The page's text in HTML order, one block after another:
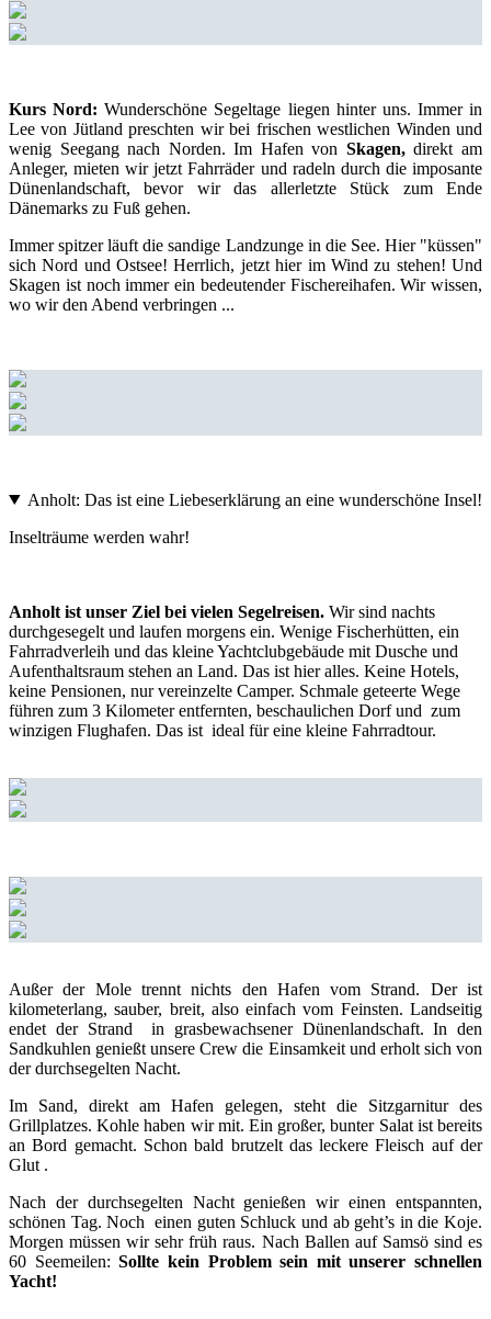
Kurs Nord: Wunderschöne Segeltage liegen hinter uns. Immer in
Lee von Jütland preschten wir bei frischen westlichen Winden und
wenig Seegang nach Norden. Im Hafen von Skagen,direkt am
Anleger, mieten wir jetzt Fahrräder und radeln durch die imposante
Dünenlandschaft, bevor wir das allerletzte Stück zum Ende
Dänemarks zu Fuß gehen.
Immer spitzer läuft die sandige Landzunge in die See. Hier "küssen"
sich Nord und Ostsee! Herrlich, jetzt hier im Wind zu stehen! Und
Skagen ist noch immer ein bedeutender Fischereihafen. Wir wissen,
wo wir den Abend verbringen ...
Anholt: Das ist eine Liebeserklärung an eine wunderschöne Insel!
Inselträume werden wahr!
Anholt ist unser Ziel bei vielen Segelreisen. Wir sind nachts
durchgesegelt und laufen morgens ein. Wenige Fischerhütten, ein
Fahrradverleih und das kleine Yachtclubgebäude mit Dusche und
Aufenthaltsraum stehen an Land. Das ist hier alles. Keine Hotels,
keine Pensionen, nur vereinzelte Camper. Schmale geteerte Wege
führen zum 3 Kilometer entfernten, beschaulichen Dorf und zum
winzigen Flughafen. Das ist ideal für eine kleine Fahrradtour.
Außer der Mole trennt nichts den Hafen vom Strand. Der ist
kilometerlang, sauber, breit, also einfach vom Feinsten. Landseitig
endet der Strand in grasbewachsener Dünenlandschaft. In den
Sandkuhlen genießt unsere Crew die Einsamkeit und erholt sich von
der durchsegelten Nacht.
Im Sand, direkt am Hafen gelegen, steht die Sitzgarnitur des
Grillplatzes. Kohle haben wir mit. Ein großer, bunter Salat ist bereits
an Bord gemacht. Schon bald brutzelt das leckere Fleisch auf der
Glut .
Nach der durchsegelten Nacht genießen wir einen entspannten,
schönen Tag. Noch einen guten Schluck und ab geht’s in die Koje.
Morgen müssen wir sehr früh raus. Nach Ballen auf Samsö sind es
60 Seemeilen:Sollte kein Problem sein mit unserer schnellen
Yacht!